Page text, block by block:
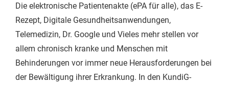
Die elektronische Patientenakte (ePA für alle), das E-
Rezept, Digitale Gesundheitsanwendungen,
Telemedizin, Dr. Google und Vieles mehr stellen vor
allem chronisch kranke und Menschen mit
Behinderungen vor immer neue Herausforderungen bei
der Bewältigung ihrer Erkrankung. In den KundiG-